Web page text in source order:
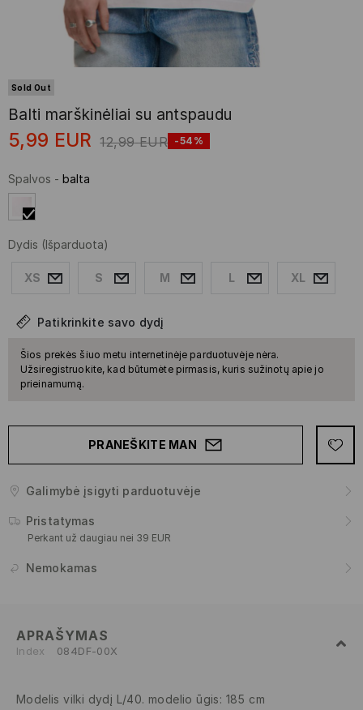
Sold Out
Balti marškinėliai su antspaudu
5,99 EUR 12,99 EUR -54%
Spalvos - balta
Dydis (Išparduota)
XS S M L XL
Patikrinkite savo dydį
Šios prekės šiuo metu internetinėje parduotuvėje nėra.
Užsiregistruokite, kad būtumėte pirmasis, kuris sužinotų apie jo
prieinamumą.
PRANEŠKITE MAN
Galimybė įsigyti parduotuvėje
Pristatymas
Perkant už daugiau nei 39 EUR
Nemokamas
APRAŠYMAS
Index 084DF-00X
Modelis vilki dydį L/40. modelio ūgis: 185 cm